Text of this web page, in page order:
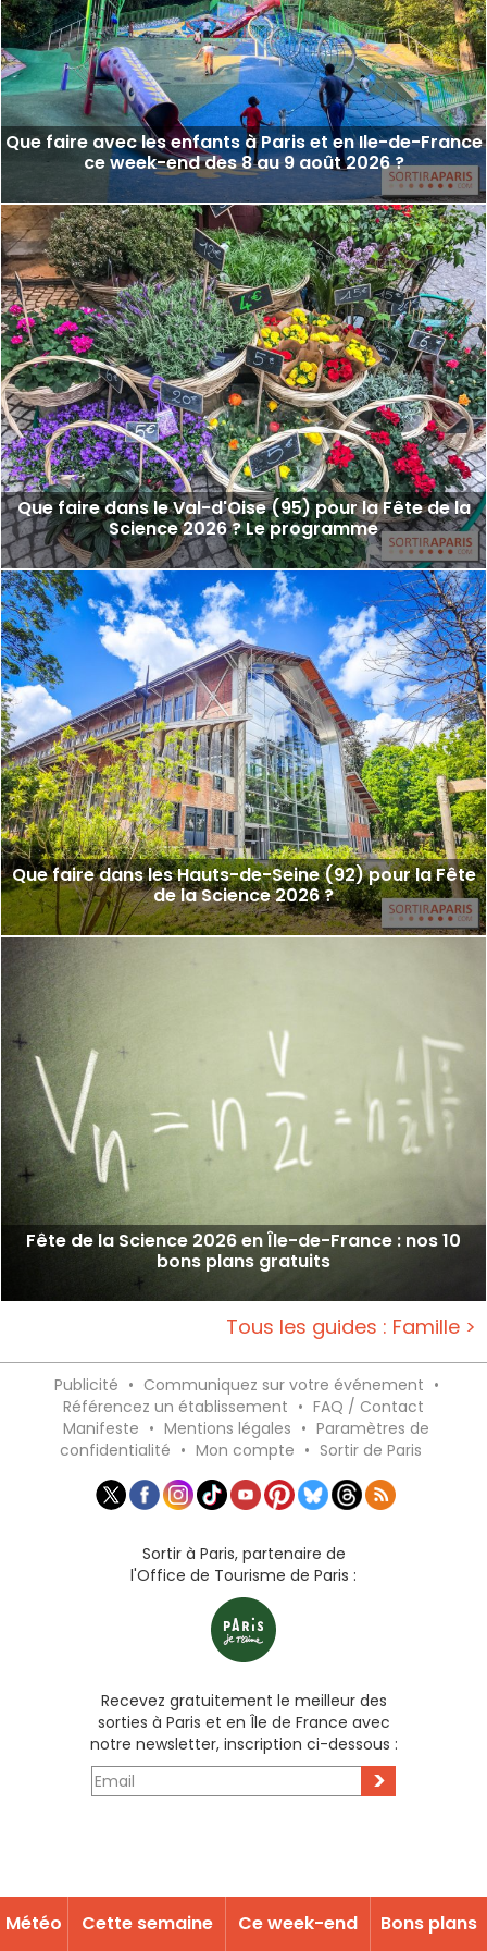
Que faire avec les enfants à Paris et en Ile-de-France
ce week-end des 8 au 9 août 2026 ?
Que faire dans le Val-d'Oise (95) pour la Fête de la
Science 2026 ? Le programme
Que faire dans les Hauts-de-Seine (92) pour la Fête
de la Science 2026 ?
Fête de la Science 2026 en Île-de-France : nos 10
bons plans gratuits
Tous les guides : Famille >
Publicité • Communiquez sur votre événement •
Référencez un établissement • FAQ / Contact
Manifeste • Mentions légales • Paramètres de
confidentialité • Mon compte • Sortir de Paris
Sortir à Paris, partenaire de
l'Office de Tourisme de Paris :
Recevez gratuitement le meilleur des
sorties à Paris et en Île de France avec
notre newsletter, inscription ci-dessous :
>
Météo Cette semaine Ce week-end Bons plans